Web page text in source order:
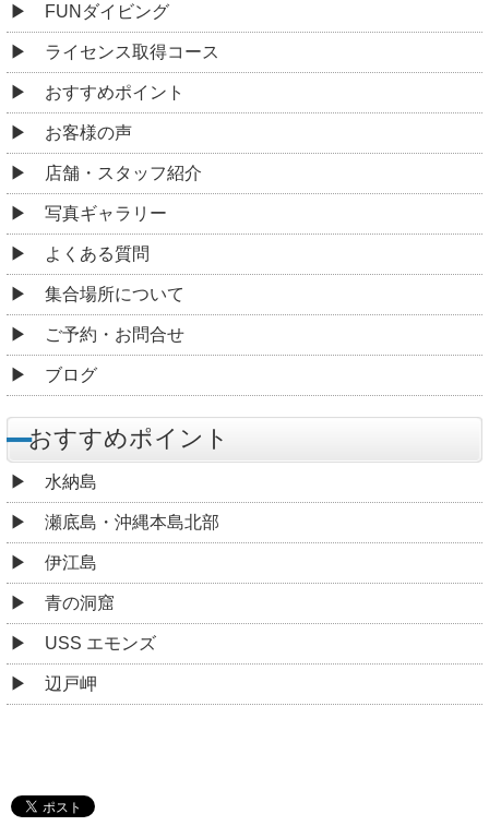
FUNダイビング
ライセンス取得コース
おすすめポイント
お客様の声
店舗・スタッフ紹介
写真ギャラリー
よくある質問
集合場所について
ご予約・お問合せ
ブログ
おすすめポイント
水納島
瀬底島・沖縄本島北部
伊江島
青の洞窟
USS エモンズ
辺戸岬